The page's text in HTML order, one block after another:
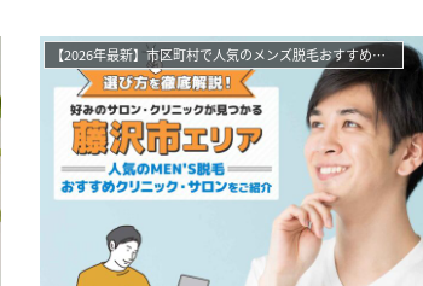
【2026年最新】市区町村で人気のメンズ脱毛おすすめサロン・クリニック